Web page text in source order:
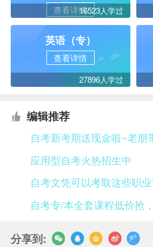
查看详情16523人学过
英语（专）
查看详情
27896人学过
编辑推荐
自考新考期送现金啦~老朋
应用型自考火热招生中
自考文凭可以考取这些职业
自考专/本全套课程低价抢
分享到: